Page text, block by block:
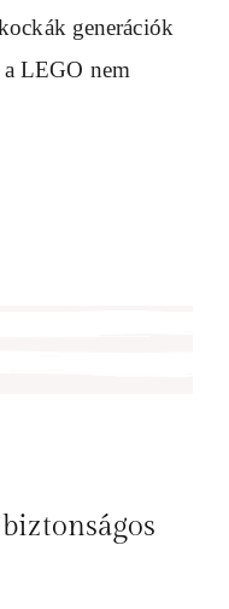
generációk
a LEGO nem